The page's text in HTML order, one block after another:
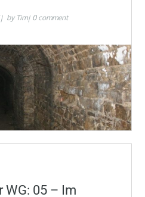
by Tim 0 comment
WG: 05 – Im